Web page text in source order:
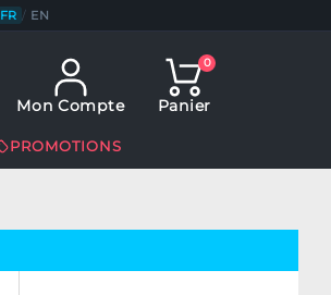
FR / EN
Mon Compte
0
Panier
PROMOTIONS